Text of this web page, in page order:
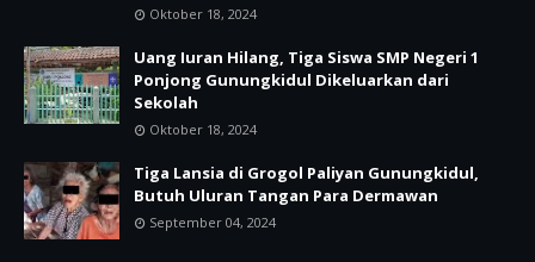
Oktober 18, 2024
Uang Iuran Hilang, Tiga Siswa SMP Negeri 1
Ponjong Gunungkidul Dikeluarkan dari
Sekolah
Oktober 18, 2024
Tiga Lansia di Grogol Paliyan Gunungkidul,
Butuh Uluran Tangan Para Dermawan
September 04, 2024